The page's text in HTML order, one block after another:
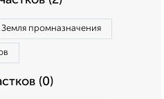
Земля промназначения
(0)